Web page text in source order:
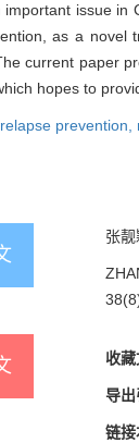
important issue in
as a novel
current paper
hopes to
relapse prevention,
张
收
导出
链接